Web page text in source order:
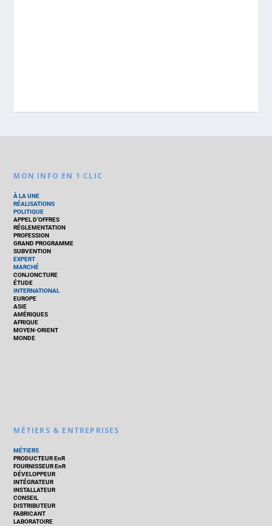
MON INFO EN 1 CLIC
À LA UNE
RÉALISATIONS
POLITIQUE
APPEL D’OFFRES
RÉGLEMENTATION
PROFESSION
GRAND PROGRAMME
SUBVENTION
EXPERT
MARCHÉ
CONJONCTURE
ÉTUDE
INTERNATIONAL
EUROPE
ASIE
AMÉRIQUES
AFRIQUE
MOYEN-ORIENT
MONDE
MÉTIERS & ENTREPRISES
MÉTIERS
PRODUCTEUR EnR
FOURNISSEUR EnR
DÉVELOPPEUR
INTÉGRATEUR
INSTALLATEUR
CONSEIL
DISTRIBUTEUR
FABRICANT
LABORATOIRE